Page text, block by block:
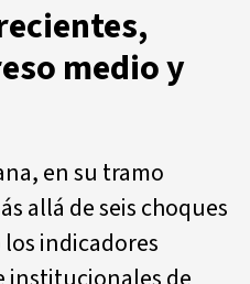
medio y
en su tramo
allá de seis choques
indicadores